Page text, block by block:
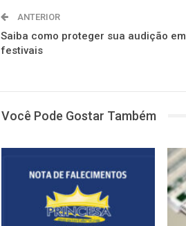
ANTERIOR
Saiba como proteger sua audição
festivais
Você Pode Gostar Também